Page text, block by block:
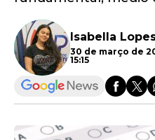
Isabella
30 de março de
15:15